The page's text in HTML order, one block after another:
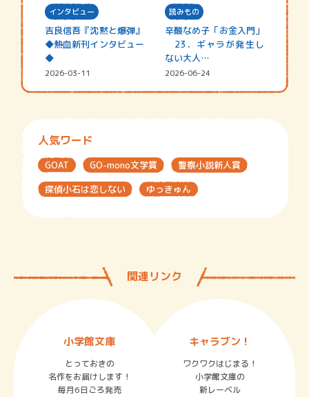
インタビュー
吉良信吾『沈黙と爆弾』
◆熱血新刊インタビュー
◆
2026-03-11
読みもの
辛酸なめ子「お金入門」
23．ギャラが発生し
ない大人…
2026-06-24
人気ワード
GOAT GO-mono文学賞
警察小説新人賞
探偵小石は恋しない
ゆっきゅん
関連リンク
小学館文庫
とっておきの
名作をお届けします！
毎月6日ごろ発売
キャラブン！
ワクワクはじまる！
小学館文庫の
新レーベル